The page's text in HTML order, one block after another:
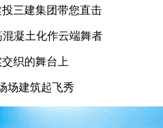
三建集团带您直击
凝土化作云端舞者
织的舞台上
场建筑起飞秀